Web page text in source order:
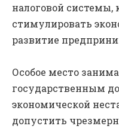
налоговой системы,
стимулировать
развитие
Особое место
государственным
экономической
допустить